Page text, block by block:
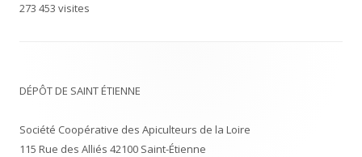
273 453 visites
DÉPÔT DE SAINT ÉTIENNE
Société Coopérative des Apiculteurs de la Loire
115 Rue des Alliés 42100 Saint-Étienne